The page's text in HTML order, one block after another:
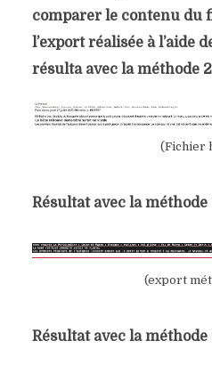
comparer le contenu du
l’export réalisée à l’aide
résulta avec la méthode
(Fichier
Résultat avec la méthode
(export
Résultat avec la